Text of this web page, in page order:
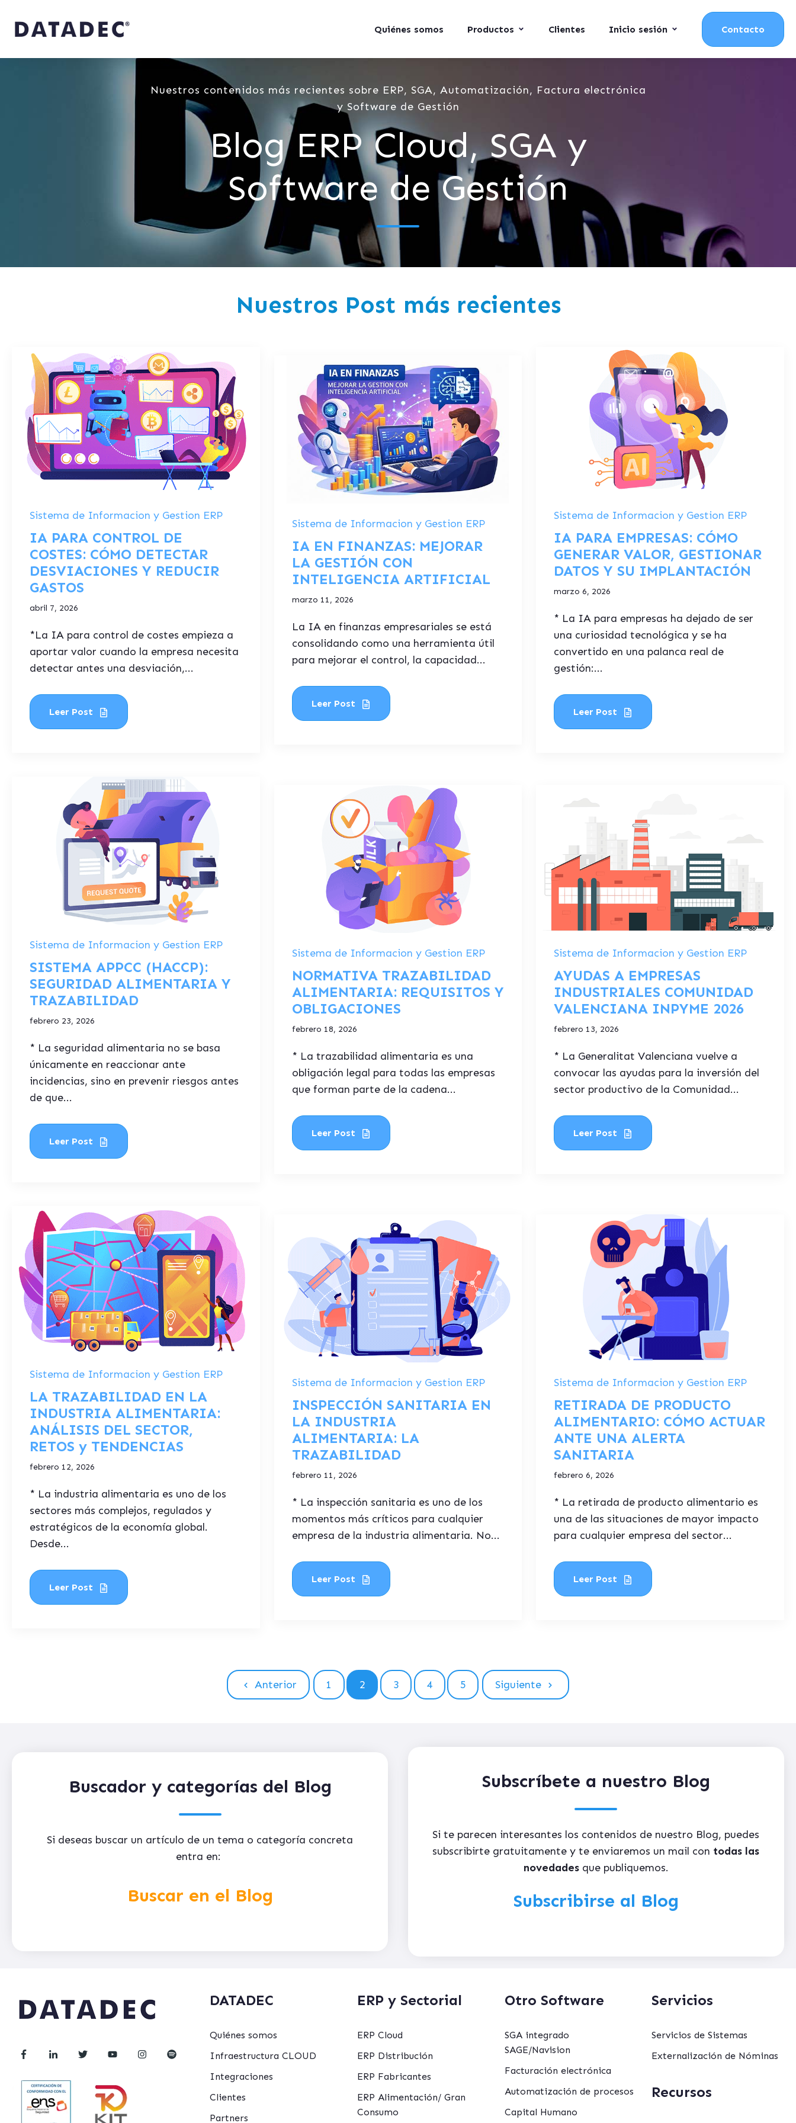
Quiénes somos Productos Clientes Inicio sesión Contacto
Nuestros contenidos más recientes sobre ERP, SGA, Automatización, Factura electrónica
y Software de Gestión
Blog ERP Cloud, SGA y
Software de Gestión
Nuestros Post más recientes
Sistema de Informacion y Gestion ERP
IA PARA CONTROL DE
COSTES: CÓMO DETECTAR
DESVIACIONES Y REDUCIR
GASTOS
abril 7, 2026
*La IA para control de costes empieza a
aportar valor cuando la empresa necesita
detectar antes una desviación,...
Leer Post
Sistema de Informacion y Gestion ERP
IA EN FINANZAS: MEJORAR
LA GESTIÓN CON
INTELIGENCIA ARTIFICIAL
marzo 11, 2026
La IA en finanzas empresariales se está
consolidando como una herramienta útil
para mejorar el control, la capacidad...
Leer Post
Sistema de Informacion y Gestion ERP
IA PARA EMPRESAS: CÓMO
GENERAR VALOR, GESTIONAR
DATOS Y SU IMPLANTACIÓN
marzo 6, 2026
* La IA para empresas ha dejado de ser
una curiosidad tecnológica y se ha
convertido en una palanca real de
gestión:...
Leer Post
Sistema de Informacion y Gestion ERP
SISTEMA APPCC (HACCP):
SEGURIDAD ALIMENTARIA Y
TRAZABILIDAD
febrero 23, 2026
* La seguridad alimentaria no se basa
únicamente en reaccionar ante
incidencias, sino en prevenir riesgos antes
de que...
Leer Post
Sistema de Informacion y Gestion ERP
NORMATIVA TRAZABILIDAD
ALIMENTARIA: REQUISITOS Y
OBLIGACIONES
febrero 18, 2026
* La trazabilidad alimentaria es una
obligación legal para todas las empresas
que forman parte de la cadena...
Leer Post
Sistema de Informacion y Gestion ERP
AYUDAS A EMPRESAS
INDUSTRIALES COMUNIDAD
VALENCIANA INPYME 2026
febrero 13, 2026
* La Generalitat Valenciana vuelve a
convocar las ayudas para la inversión del
sector productivo de la Comunidad...
Leer Post
Sistema de Informacion y Gestion ERP
LA TRAZABILIDAD EN LA
INDUSTRIA ALIMENTARIA:
ANÁLISIS DEL SECTOR,
RETOS y TENDENCIAS
febrero 12, 2026
* La industria alimentaria es uno de los
sectores más complejos, regulados y
estratégicos de la economía global.
Desde...
Leer Post
Sistema de Informacion y Gestion ERP
INSPECCIÓN SANITARIA EN
LA INDUSTRIA
ALIMENTARIA: LA
TRAZABILIDAD
febrero 11, 2026
* La inspección sanitaria es uno de los
momentos más críticos para cualquier
empresa de la industria alimentaria. No...
Leer Post
Sistema de Informacion y Gestion ERP
RETIRADA DE PRODUCTO
ALIMENTARIO: CÓMO ACTUAR
ANTE UNA ALERTA
SANITARIA
febrero 6, 2026
* La retirada de producto alimentario es
una de las situaciones de mayor impacto
para cualquier empresa del sector...
Leer Post
Anterior 1 2 3 4 5 Siguiente
Buscador y categorías del Blog
Si deseas buscar un artículo de un tema o categoría concreta
entra en:
Buscar en el Blog
Subscríbete a nuestro Blog
Si te parecen interesantes los contenidos de nuestro Blog, puedes
subscribirte gratuitamente y te enviaremos un mail con todas las
novedadesque publiquemos.
Subscribirse al Blog
DATADEC
Quiénes somos
Infraestructura CLOUD
Integraciones
Clientes
Partners
ERP y Sectorial
ERP Cloud
ERP Distribución
ERP Fabricantes
ERP Alimentación/ Gran
Consumo
Otro Software
SGA integrado
SAGE/Navision
Facturación electrónica
Automatización de procesos
Capital Humano
Servicios
Servicios de Sistemas
Externalización de Nóminas
Recursos